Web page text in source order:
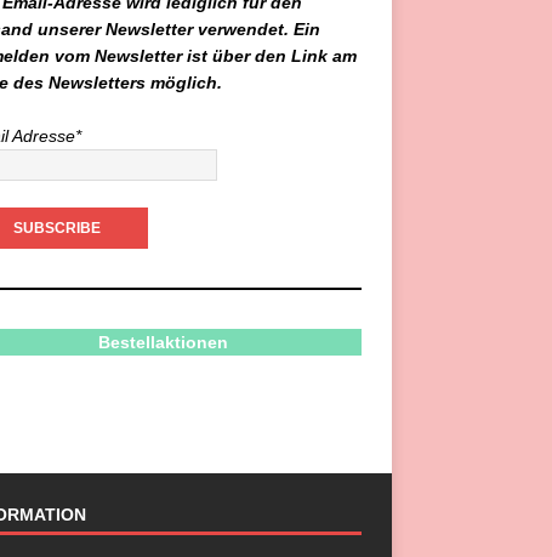
unserer Newsletter verwendet. Ein
vom Newsletter ist über den Link am
des Newsletters möglich.
Adresse*
Bestellaktionen